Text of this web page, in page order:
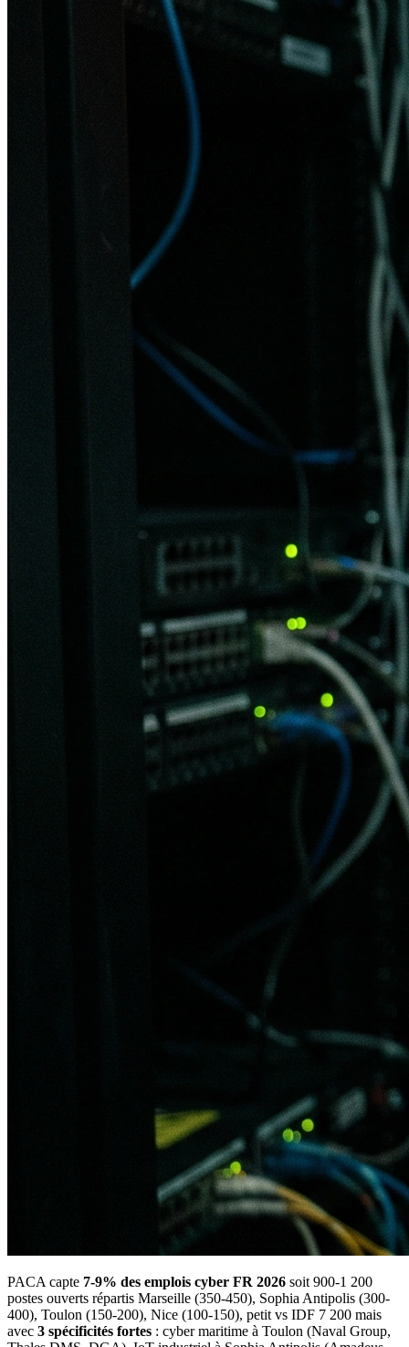
PACA capte 7-9% des emplois cyber FR 2026 soit 900-1 200
postes ouverts répartis Marseille (350-450), Sophia Antipolis (300-
400), Toulon (150-200), Nice (100-150), petit vs IDF 7 200 mais
avec 3 spécificités fortes : cyber maritime à Toulon (Naval Group,